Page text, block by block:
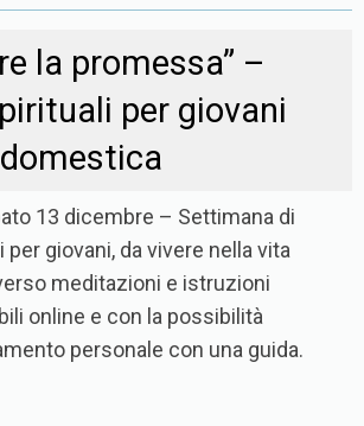
la promessa” –
per giovani
13 dicembre – Settimana di
giovani, da vivere nella vita
meditazioni e istruzioni
online e con la possibilità
personale con una guida.